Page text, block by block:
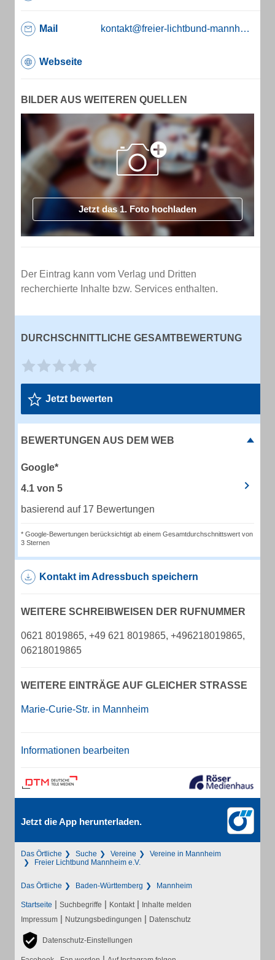
Mail kontakt@freier-lichtbund-mannheim.de
Webseite
BILDER AUS WEITEREN QUELLEN
Jetzt das 1. Foto hochladen
Der Eintrag kann vom Verlag und Dritten
recherchierte Inhalte bzw. Services enthalten.
DURCHSCHNITTLICHE GESAMTBEWERTUNG
Jetzt bewerten
BEWERTUNGEN AUS DEM WEB
Google*
4.1 von 5
basierend auf 17 Bewertungen
* Google-Bewertungen berücksichtigt ab einem Gesamtdurchschnittswert von
3 Sternen
Kontakt im Adressbuch speichern
WEITERE SCHREIBWEISEN DER RUFNUMMER
0621 8019865, +49 621 8019865, +496218019865,
06218019865
WEITERE EINTRÄGE AUF GLEICHER STRASSE
Marie-Curie-Str. in Mannheim
Informationen bearbeiten
Jetzt die App herunterladen.
Das Örtliche Suche Vereine
Vereine in Mannheim
Freier Lichtbund Mannheim e.V.
Das Örtliche Baden-Württemberg Mannheim
Startseite | Suchbegriffe | Kontakt | Inhalte melden
Impressum | Nutzungsbedingungen | Datenschutz
Datenschutz-Einstellungen